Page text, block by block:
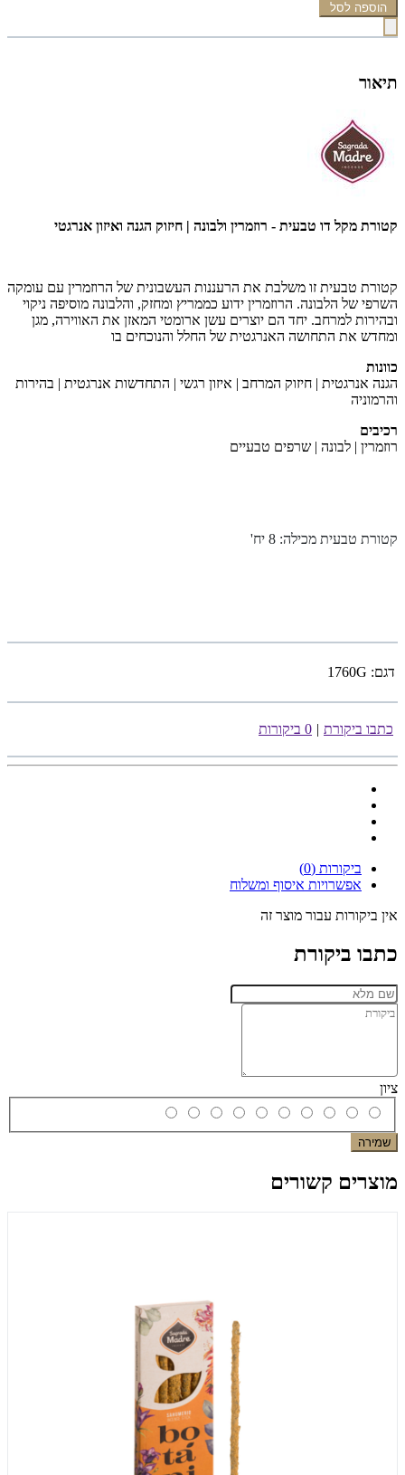
הוספה לסל
תיאור
קטורת מקל דו טבעית - רוזמרין ולבונה | חיזוק הגנה ואיזון אנרגטי
קטורת טבעית זו משלבת את הרעננות העשבונית של הרוזמרין עם עומקה
השרפי של הלבונה. הרוזמרין ידוע כממריץ ומחזק, והלבונה מוסיפה ניקוי
ובהירות למרחב. יחד הם יוצרים עשן ארומטי המאזן את האווירה, מגן
ומחדש את התחושה האנרגטית של החלל והנוכחים בו
כוונות
הגנה אנרגטית | חיזוק המרחב | איזון רגשי | התחדשות אנרגטית | בהירות
והרמוניה
רכיבים
רוזמרין | לבונה | שרפים טבעיים
קטורת טבעית מכילה: 8 יח'
דגם: 1760G
כתבו ביקורת | 0 ביקורות
ביקורות (0)
אפשרויות איסוף ומשלוח
אין ביקורות עבור מוצר זה
כתבו ביקורת
ציון
שמירה
מוצרים קשורים